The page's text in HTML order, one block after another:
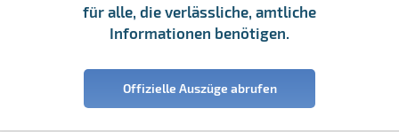
für alle, die verlässliche, amtliche
Informationen benötigen.
Offizielle Auszüge abrufen